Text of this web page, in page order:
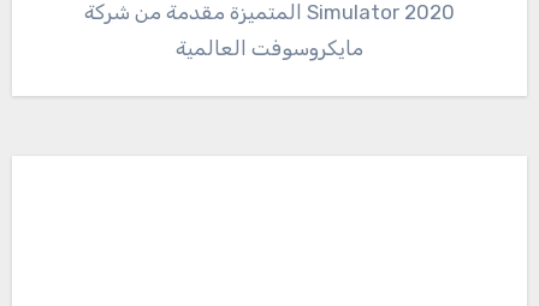
Simulator 2020 المتميزة مقدمة من شركة
مايكروسوفت العالمية